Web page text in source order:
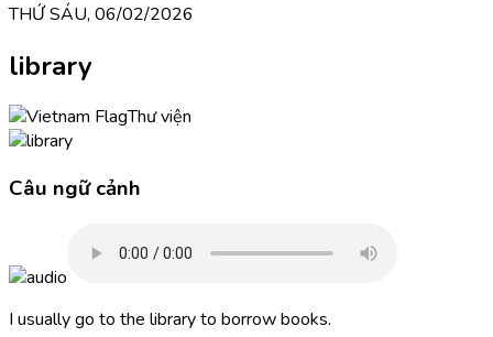
THỨ SÁU, 06/02/2026
library
Thư viện
Câu ngữ cảnh
I usually go to the library to borrow books.